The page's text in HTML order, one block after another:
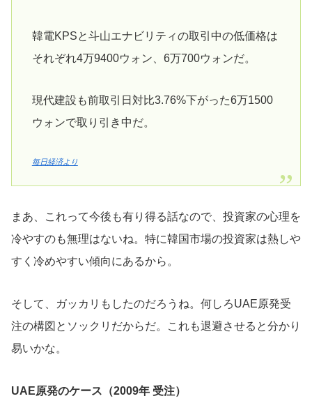
韓電KPSと斗山エナビリティの取引中の低価格は
それぞれ4万9400ウォン、6万700ウォンだ。
現代建設も前取引日対比3.76%下がった6万1500
ウォンで取り引き中だ。
毎日経済より
まあ、これって今後も有り得る話なので、投資家の心理を
冷やすのも無理はないね。特に韓国市場の投資家は熱しや
すく冷めやすい傾向にあるから。
そして、ガッカリもしたのだろうね。何しろUAE原発受
注の構図とソックリだからだ。これも退避させると分かり
易いかな。
UAE原発のケース（2009年 受注）